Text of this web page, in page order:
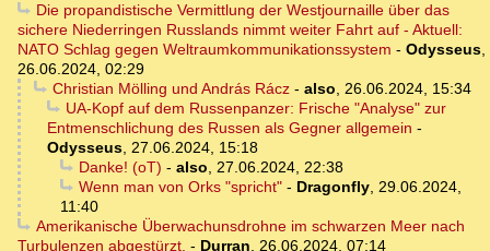
Die propandistische Vermittlung der Westjournaille über das
sichere Niederringen Russlands nimmt weiter Fahrt auf - Aktuell:
NATO Schlag gegen Weltraumkommunikationssystem - Odysseus,
26.06.2024, 02:29
Christian Mölling und András Rácz- also, 26.06.2024, 15:34
UA-Kopf auf dem Russenpanzer: Frische "Analyse" zur
Entmenschlichung des Russen als Gegner allgemein -
Odysseus, 27.06.2024, 15:18
Danke! (oT) - also, 27.06.2024, 22:38
Wenn man von Orks "spricht"- Dragonfly, 29.06.2024,
11:40
Amerikanische Überwachunsdrohne im schwarzen Meer nach
Turbulenzen abgestürzt. - Durran, 26.06.2024, 07:14